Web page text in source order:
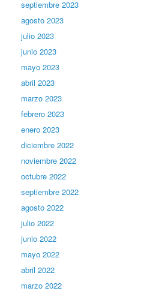
septiembre 2023
agosto 2023
julio 2023
junio 2023
mayo 2023
abril 2023
marzo 2023
febrero 2023
enero 2023
diciembre 2022
noviembre 2022
octubre 2022
septiembre 2022
agosto 2022
julio 2022
junio 2022
mayo 2022
abril 2022
marzo 2022